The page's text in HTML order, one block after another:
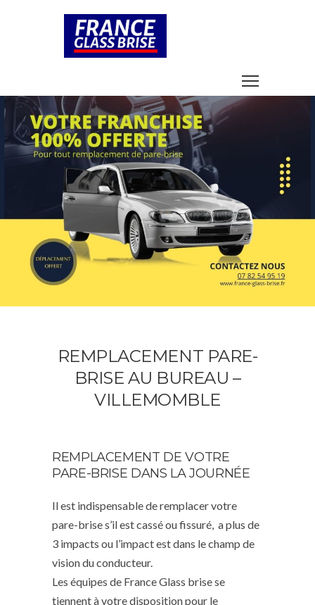
REMPLACEMENT PARE-
BRISE AU BUREAU –
VILLEMOMBLE
REMPLACEMENT DE VOTRE
PARE-BRISE DANS LA JOURNÉE
Il est indispensable de remplacer votre
pare-brise s’il est cassé ou fissuré, a plus de
3 impacts ou l’impact est dans le champ de
vision du conducteur.
Les équipes de France Glass brise se
tiennent à votre disposition pour le